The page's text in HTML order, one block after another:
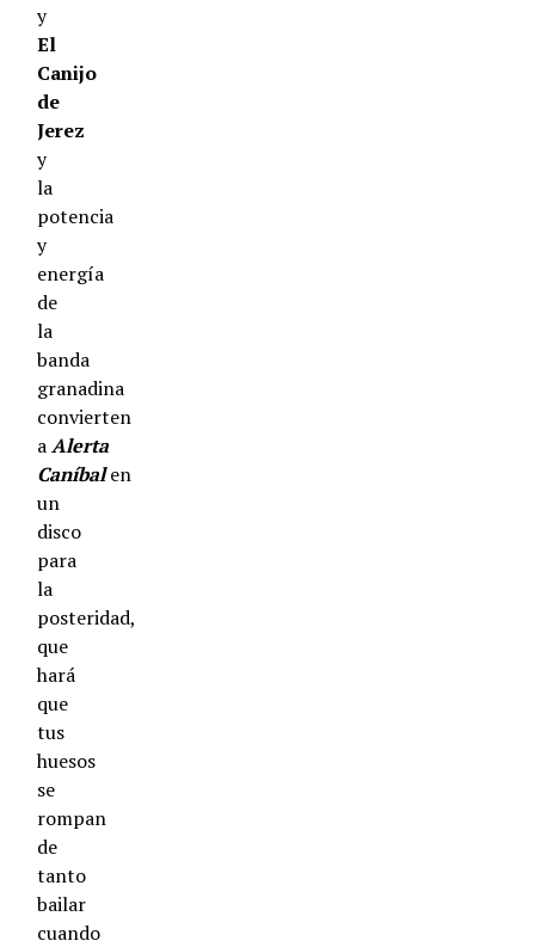
y
El
Canijo
de
Jerez
y
la
potencia
y
energía
de
la
banda
granadina
convierten
aAlerta
Caníbalen
un
disco
para
la
posteridad,
que
hará
que
tus
huesos
se
rompan
de
tanto
bailar
cuando